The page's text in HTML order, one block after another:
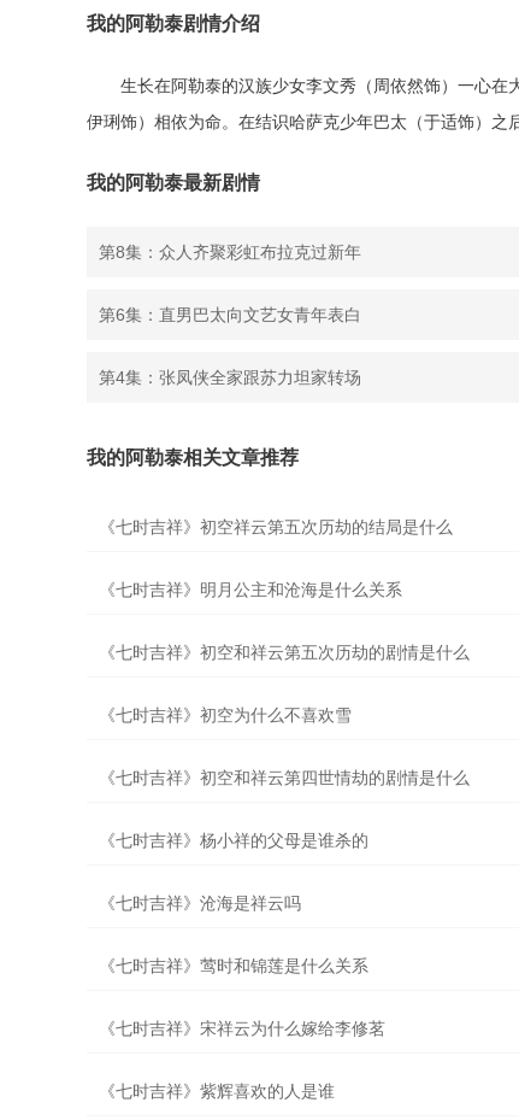
我的阿勒泰剧情介绍
生长在阿勒泰的汉族少女李文秀（周依然饰）一心
伊琍饰）相依为命。在结识哈萨克少年巴太（于适饰）之
我的阿勒泰最新剧情
第8集：众人齐聚彩虹布拉克过新年
第6集：直男巴太向文艺女青年表白
第4集：张凤侠全家跟苏力坦家转场
我的阿勒泰相关文章推荐
《七时吉祥》初空祥云第五次历劫的结局是什么
《七时吉祥》明月公主和沧海是什么关系
《七时吉祥》初空和祥云第五次历劫的剧情是什么
《七时吉祥》初空为什么不喜欢雪
《七时吉祥》初空和祥云第四世情劫的剧情是什么
《七时吉祥》杨小祥的父母是谁杀的
《七时吉祥》沧海是祥云吗
《七时吉祥》莺时和锦莲是什么关系
《七时吉祥》宋祥云为什么嫁给李修茗
《七时吉祥》紫辉喜欢的人是谁